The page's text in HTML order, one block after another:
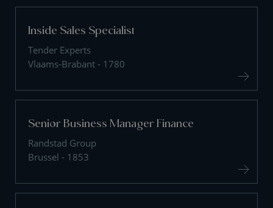
Inside Sales Specialist
Tender Experts
Vlaams-Brabant - 1780
Senior Business Manager Finance
Randstad Group
Brussel - 1853